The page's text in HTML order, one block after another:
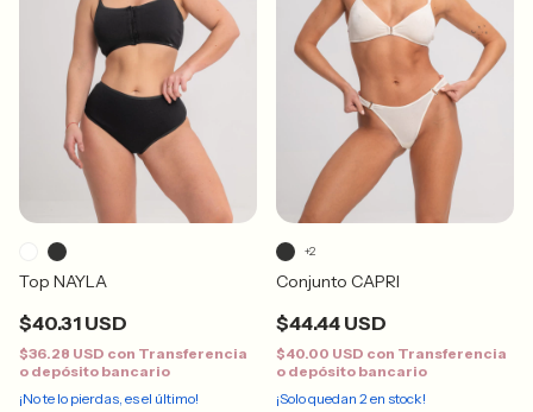
Top NAYLA
$40.31 USD
$36.28 USD con Transferencia
o depósito bancario
¡No te lo pierdas, es el último!
Conjunto CAPRI
$44.44 USD
$40.00 USD con Transferencia
o depósito bancario
¡Solo quedan 2en stock!
+2